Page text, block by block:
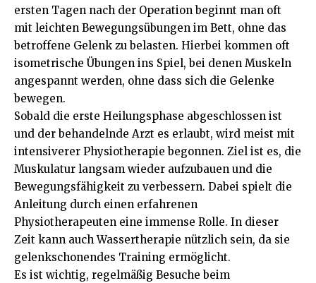
ersten Tagen nach der Operation beginnt man oft
mit leichten Bewegungsübungen im Bett, ohne das
betroffene Gelenk zu belasten. Hierbei kommen oft
isometrische Übungen ins Spiel, bei denen Muskeln
angespannt werden, ohne dass sich die Gelenke
bewegen.
Sobald die erste Heilungsphase abgeschlossen ist
und der behandelnde Arzt es erlaubt, wird meist mit
intensiverer Physiotherapie begonnen. Ziel ist es, die
Muskulatur langsam wieder aufzubauen und die
Bewegungsfähigkeit zu verbessern. Dabei spielt die
Anleitung durch einen erfahrenen
Physiotherapeuten eine immense Rolle. In dieser
Zeit kann auch Wassertherapie nützlich sein, da sie
gelenkschonendes Training ermöglicht.
Es ist wichtig, regelmäßig Besuche beim